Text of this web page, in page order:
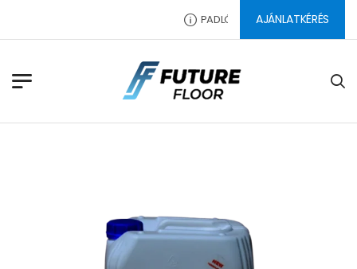
PADLÓ CSISZOLÓSZERSZÁMOK,
AJÁNLATKÉRÉS